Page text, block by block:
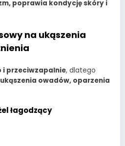
poprawia kondycję skóry i
na ukąszenia
i przeciwzapalnie, dlatego
ukąszenia owadów, oparzenia
łagodzący